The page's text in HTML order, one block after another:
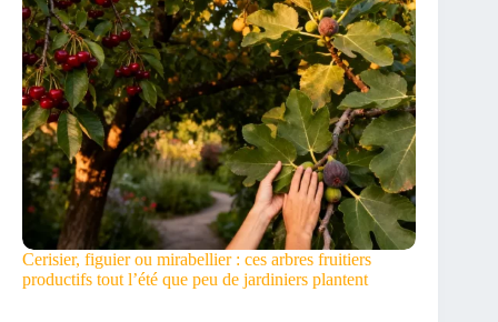
Cerisier, figuier ou mirabellier : ces arbres fruitiers
productifs tout l’été que peu de jardiniers plantent